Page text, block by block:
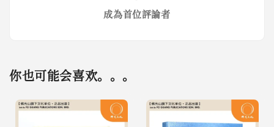
成為首位評論者
你也可能会喜欢。。。